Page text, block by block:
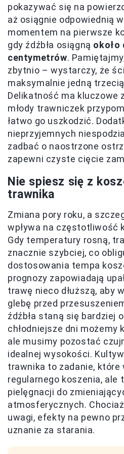
pokazywać się na
aż osiągnie odpowiednią
momentem na pierwsze
gdy źdźbła osiągną około
centymetrów.
zbytnio – wystarczy, że
maksymalnie jedną
Delikatność ma kluczowe
młody trawniczek
łatwo go uszkodzić.
nieprzyjemnych
zadbać o naostrzone
zapewni czyste cięcie
Nie spiesz się z
trawnika
Zmiana pory roku, a
wpływa na częstotliwość
Gdy temperatury rosną,
znacznie szybciej, co
dostosowania tempa
prognozy zapowiadają
trawę nieco dłuższą, aby
glebę przed
źdźbła staną się bardziej
chłodniejsze dni możemy
ale musimy pozostać
idealnej wysokości.
trawnika to zadanie, które
regularnego koszenia, ale
pielęgnacji do
atmosferycznych.
uwagi, efekty na pewno
uznanie za starania.